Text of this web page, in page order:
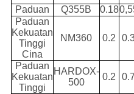
Paduan
Q355B 0.18
Paduan
Kekuatan
Tinggi
Cina
NM360 0.2
Paduan
Kekuatan
Tinggi
HARDOX-
500
0.2 0.7